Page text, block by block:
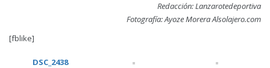
Redacción: Lanzarotedeportiva
Fotografía: Ayoze Morera Alsolajero.com
[fblike]
DSC_2438